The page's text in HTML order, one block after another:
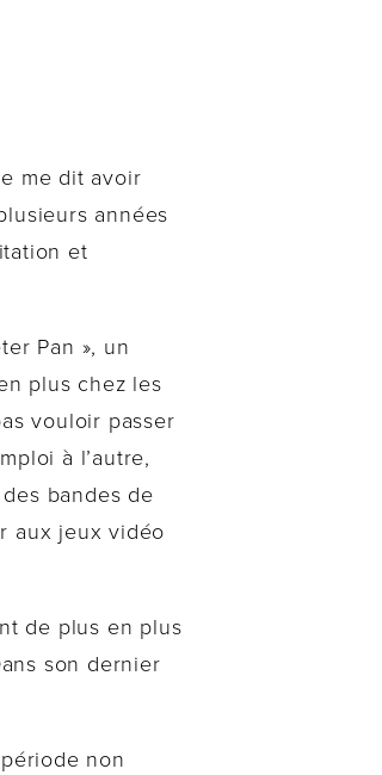
me dit avoir
années
et
Pan », un
plus chez les
vouloir passer
à l’autre,
bandes de
aux jeux vidéo
de plus en plus
son dernier
non